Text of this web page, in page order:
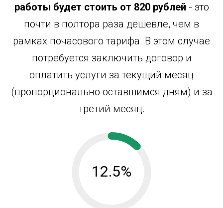
работы будет стоить от 820 рублей - это
почти в полтора раза дешевле, чем в
рамках почасового тарифа. В этом случае
потребуется заключить договор и
оплатить услуги за текущий месяц
(пропорционально оставшимся дням) и за
третий месяц.
12.5%